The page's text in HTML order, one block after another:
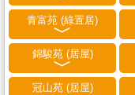
青富苑 (綠置居)
錦駿苑 (居屋)
冠山苑 (居屋)